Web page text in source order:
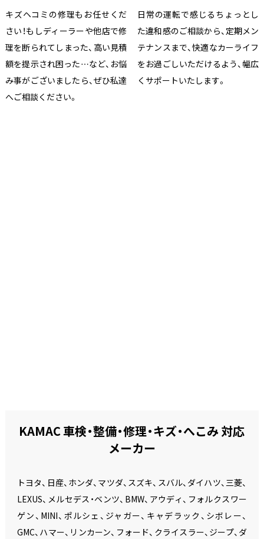
キズヘコミの修理もお任せくだ
さい！もしディーラーや他店で修
理を断られてしまった、高い見積
額を提示され困った…など、お悩
み事がございましたら、ぜひ私達
へご相談ください。
日常の運転で感じるちょっとし
た違和感のご相談から、定期メン
テナンスまで、快適なカーライフ
をお過ごしいただけるよう、幅広
くサポートいたします。
KAMAC 車検・整備・修理・キズ・へこみ 対応
メーカー
トヨタ、日産、ホンダ、マツダ、スズキ、スバル、ダイハツ、三菱、
LEXUS、メルセデス・ベンツ、BMW、アウディ、フォルクスワー
ゲン、MINI、ポルシェ、ジャガー、キャデラック、シボレー、
GMC、ハマー、リンカーン、フォード、クライスラー、ジープ、ダ